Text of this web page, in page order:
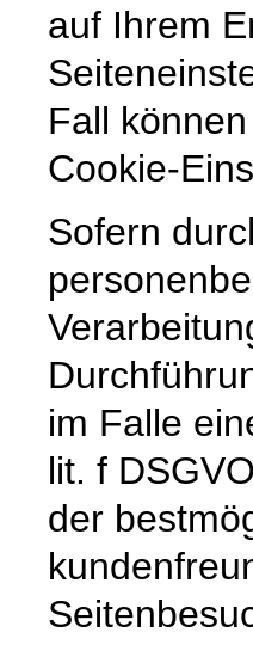
auf Ihrem
Fall
Cookie-
Sofern
im Falle
lit. f
der